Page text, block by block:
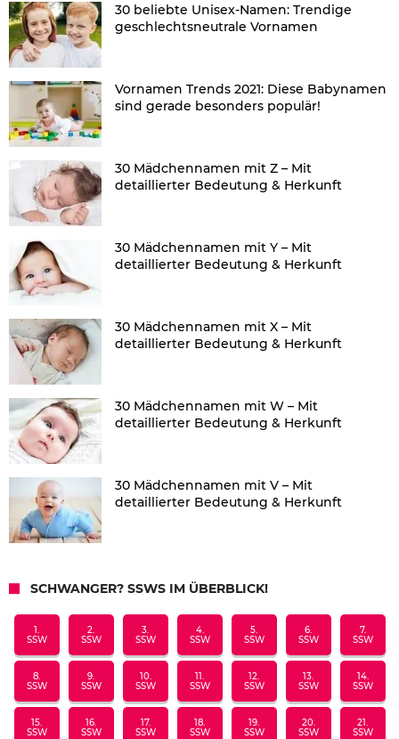
30 beliebte Unisex-Namen: Trendige
geschlechtsneutrale Vornamen
Vornamen Trends 2021: Diese Babynamen
sind gerade besonders populär!
30 Mädchennamen mit Z – Mit
detaillierter Bedeutung & Herkunft
30 Mädchennamen mit Y – Mit
detaillierter Bedeutung & Herkunft
30 Mädchennamen mit X – Mit
detaillierter Bedeutung & Herkunft
30 Mädchennamen mit W – Mit
detaillierter Bedeutung & Herkunft
30 Mädchennamen mit V – Mit
detaillierter Bedeutung & Herkunft
SCHWANGER? SSWS IM ÜBERBLICK!
1.
SSW
2.
SSW
3.
SSW
4.
SSW
5.
SSW
6.
SSW
7.
SSW
8.
SSW
9.
SSW
10.
SSW
11.
SSW
12.
SSW
13.
SSW
14.
SSW
15.
SSW
16.
SSW
17.
SSW
18.
SSW
19.
SSW
20.
SSW
21.
SSW